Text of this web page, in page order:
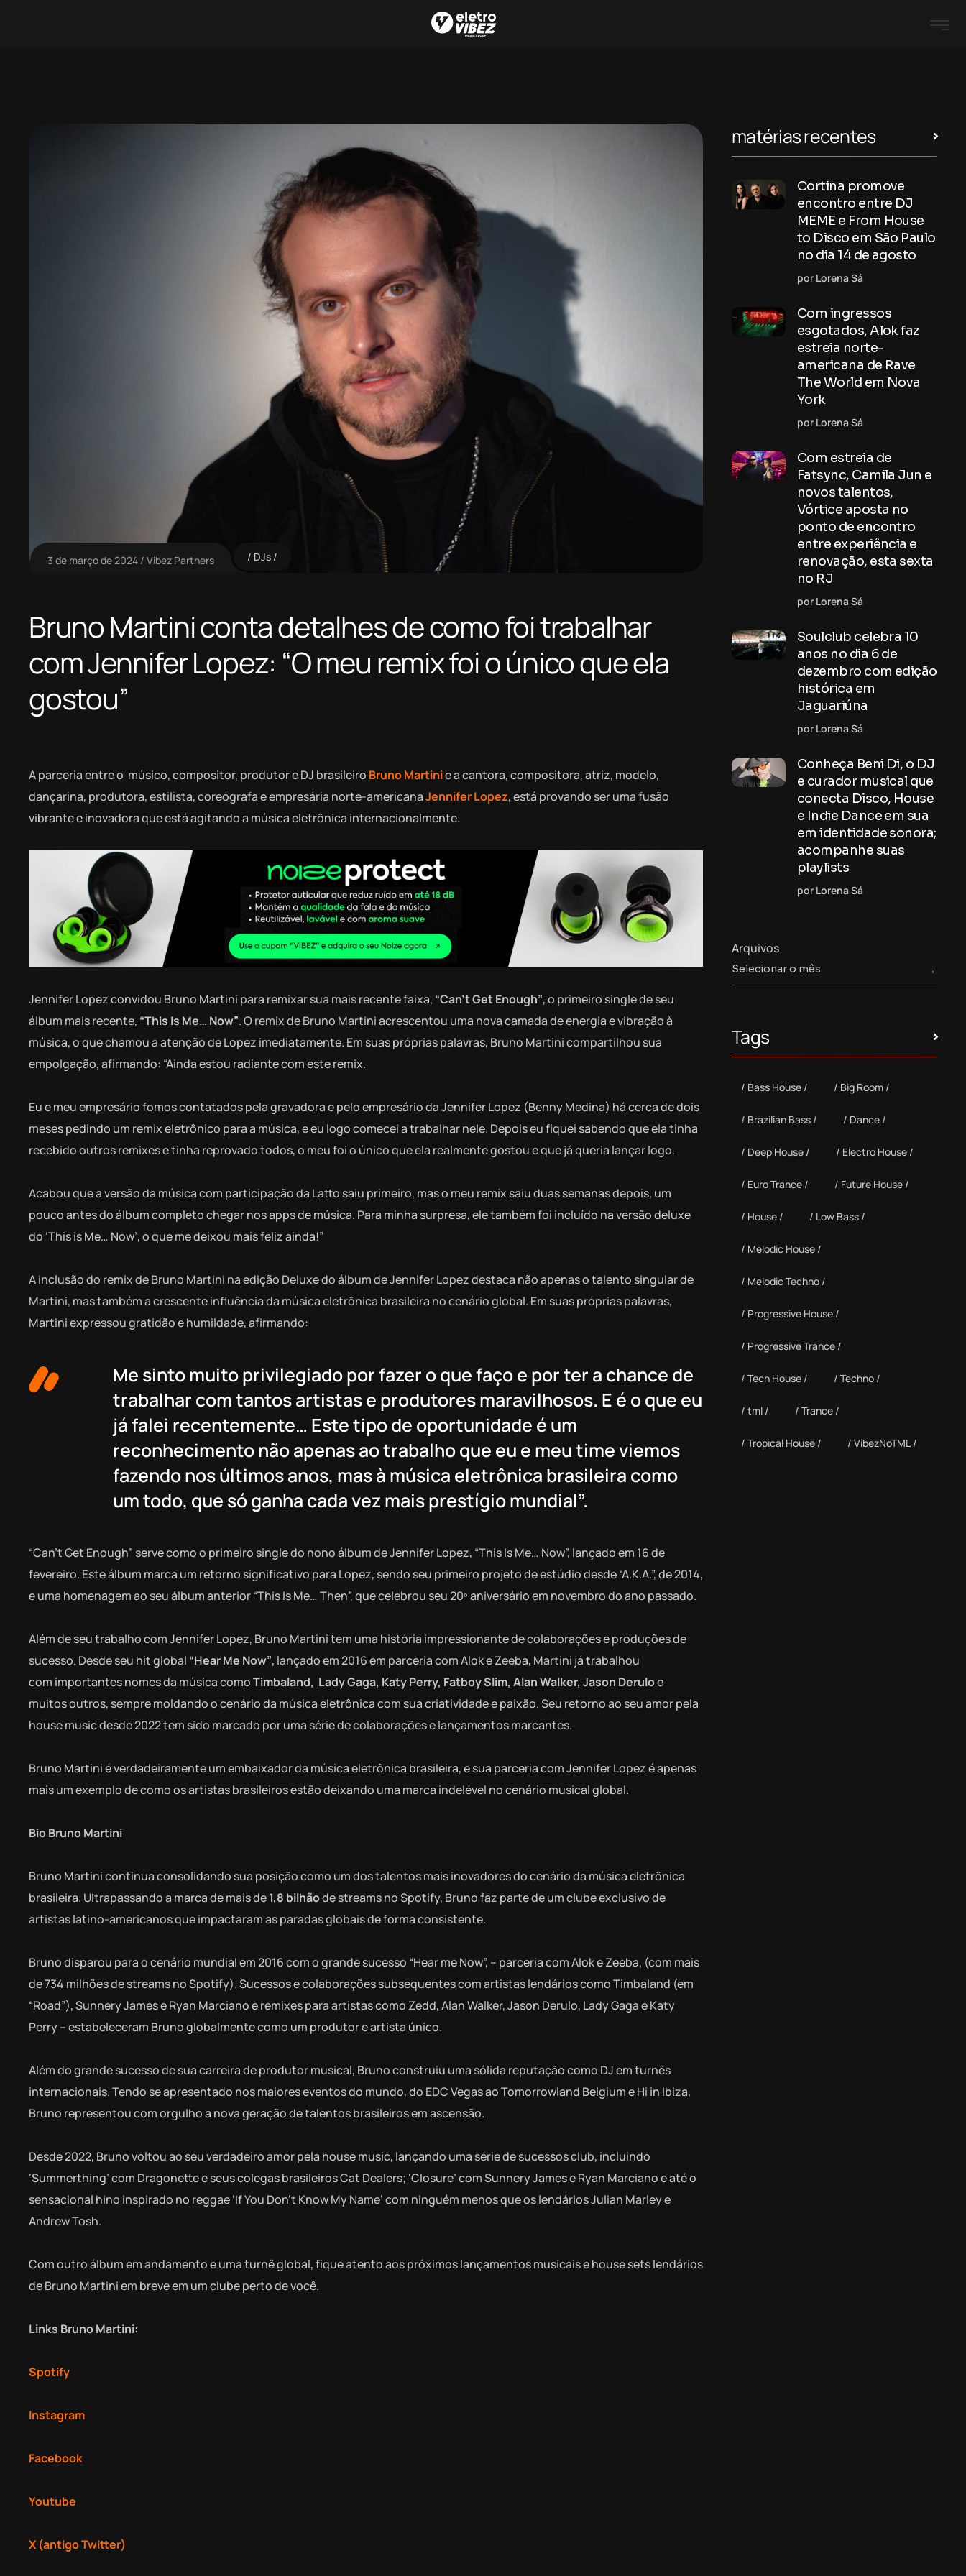
3 de março de 2024 Vibez Partners DJs
Bruno Martini conta detalhes de como foi trabalhar
com Jennifer Lopez: “O meu remix foi o único que ela
gostou”
A parceria entre o músico, compositor, produtor e DJ brasileiro Bruno Martinie a cantora, compositora, atriz, modelo,
dançarina, produtora, estilista, coreógrafa e empresária norte-americanaJennifer Lopez, está provando ser uma fusão
vibrante e inovadora que está agitando a música eletrônica internacionalmente.
Jennifer Lopez convidou Bruno Martini para remixar sua mais recente faixa, “Can’t Get Enough”, o primeiro single de seu
álbum mais recente, “This Is Me… Now”. O remix de Bruno Martini acrescentou uma nova camada de energia e vibração à
música, o que chamou a atenção de Lopez imediatamente. Em suas próprias palavras, Bruno Martini compartilhou sua
empolgação, afirmando: “Ainda estou radiante com este remix.
Eu e meu empresário fomos contatados pela gravadora e pelo empresário da Jennifer Lopez (Benny Medina) há cerca de dois
meses pedindo um remix eletrônico para a música, e eu logo comecei a trabalhar nele. Depois eu fiquei sabendo que ela tinha
recebido outros remixes e tinha reprovado todos, o meu foi o único que ela realmente gostou e que já queria lançar logo.
Acabou que a versão da música com participação da Latto saiu primeiro, mas o meu remix saiu duas semanas depois, um
pouco antes do álbum completo chegar nos apps de música. Para minha surpresa, ele também foi incluído na versão deluxe
do ‘This is Me… Now’, o que me deixou mais feliz ainda!”
A inclusão do remix de Bruno Martini na edição Deluxe do álbum de Jennifer Lopez destaca não apenas o talento singular de
Martini, mas também a crescente influência da música eletrônica brasileira no cenário global. Em suas próprias palavras,
Martini expressou gratidão e humildade, afirmando:
Me sinto muito privilegiado por fazer o que faço e por ter a chance de
trabalhar com tantos artistas e produtores maravilhosos. E é o que eu
já falei recentemente… Este tipo de oportunidade é um
reconhecimento não apenas ao trabalho que eu e meu time viemos
fazendo nos últimos anos, mas à música eletrônica brasileira como
um todo, que só ganha cada vez mais prestígio mundial”.
“Can’t Get Enough” serve como o primeiro single do nono álbum de Jennifer Lopez, “This Is Me… Now”, lançado em 16 de
fevereiro. Este álbum marca um retorno significativo para Lopez, sendo seu primeiro projeto de estúdio desde “A.K.A.”, de 2014,
e uma homenagem ao seu álbum anterior “This Is Me… Then”, que celebrou seu 20º aniversário em novembro do ano passado.
Além de seu trabalho com Jennifer Lopez, Bruno Martini tem uma história impressionante de colaborações e produções de
sucesso. Desde seu hit global “Hear Me Now”, lançado em 2016 em parceria com Alok e Zeeba, Martini já trabalhou
com importantes nomes da música comoTimbaland, Lady Gaga, Katy Perry, Fatboy Slim, Alan Walker, Jason Deruloe
muitos outros, sempre moldando o cenário da música eletrônica com sua criatividade e paixão. Seu retorno ao seu amor pela
house music desde 2022 tem sido marcado por uma série de colaborações e lançamentos marcantes.
Bruno Martini é verdadeiramente um embaixador da música eletrônica brasileira, e sua parceria com Jennifer Lopez é apenas
mais um exemplo de como os artistas brasileiros estão deixando uma marca indelével no cenário musical global.
Bio Bruno Martini
Bruno Martini continua consolidando sua posição como um dos talentos mais inovadores do cenário da música eletrônica
brasileira. Ultrapassando a marca de mais de1,8 bilhãode streams no Spotify, Bruno faz parte de um clube exclusivo de
artistas latino-americanos que impactaram as paradas globais de forma consistente.
Bruno disparou para o cenário mundial em 2016 com o grande sucesso “Hear me Now”, – parceria com Alok e Zeeba, (com mais
de 734 milhões de streams no Spotify). Sucessos e colaborações subsequentes com artistas lendários como Timbaland (em
“Road”), Sunnery James e Ryan Marciano e remixes para artistas como Zedd, Alan Walker, Jason Derulo, Lady Gaga e Katy
Perry – estabeleceram Bruno globalmente como um produtor e artista único.
Além do grande sucesso de sua carreira de produtor musical, Bruno construiu uma sólida reputação como DJ em turnês
internacionais. Tendo se apresentado nos maiores eventos do mundo, do EDC Vegas ao Tomorrowland Belgium e Hi in Ibiza,
Bruno representou com orgulho a nova geração de talentos brasileiros em ascensão.
Desde 2022, Bruno voltou ao seu verdadeiro amor pela house music, lançando uma série de sucessos club, incluindo
‘Summerthing’ com Dragonette e seus colegas brasileiros Cat Dealers; ‘Closure’ com Sunnery James e Ryan Marciano e até o
sensacional hino inspirado no reggae ‘If You Don’t Know My Name’ com ninguém menos que os lendários Julian Marley e
Andrew Tosh.
Com outro álbum em andamento e uma turnê global, fique atento aos próximos lançamentos musicais e house sets lendários
de Bruno Martini em breve em um clube perto de você.
Links Bruno Martini:
Spotify
Instagram
Facebook
Youtube
X (antigo Twitter)
matérias recentes
Cortina promove
encontro entre DJ
MEME e From House
to Disco em São Paulo
no dia 14 de agosto
por Lorena Sá
Com ingressos
esgotados, Alok faz
estreia norte-
americana de Rave
The World em Nova
York
por Lorena Sá
Com estreia de
Fatsync, Camila Jun e
novos talentos,
Vórtice aposta no
ponto de encontro
entre experiência e
renovação, esta sexta
no RJ
por Lorena Sá
Soulclub celebra 10
anos no dia 6 de
dezembro com edição
histórica em
Jaguariúna
por Lorena Sá
Conheça Beni Di, o DJ
e curador musical que
conecta Disco, House
e Indie Dance em sua
em identidade sonora;
acompanhe suas
playlists
por Lorena Sá
Arquivos
Tags
Bass House Big Room
Brazilian Bass Dance
Deep House Electro House
Euro Trance Future House
House Low Bass
Melodic House
Melodic Techno
Progressive House
Progressive Trance
Tech House Techno
tml Trance
Tropical House VibezNoTML